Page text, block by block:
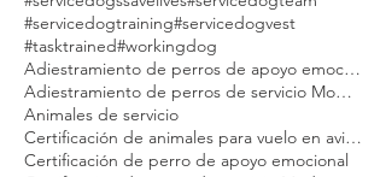
#servicedogtraining#servicedogvest
#tasktrained#workingdog
Adiestramiento de perros de apoyo emocional Modest Dog
Adiestramiento de perros de servicio Modest Dog
Animales de servicio
Certificación de animales para vuelo en avión Modest Dog
Certificación de perro de apoyo emocional